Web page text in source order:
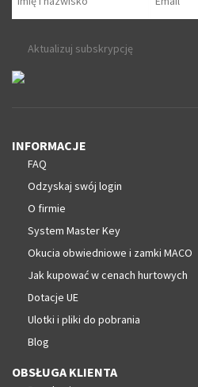
Aktualizuj subskrypcję
INFORMACJE
FAQ
Odzyskaj swój login
O firmie
System Master Key
Okucia obwiedniowe i zamki MACO
Jak kupować w cenach hurtowych
Dotacje UE
Ulotki i pliki do pobrania
Blog
OBSŁUGA KLIENTA